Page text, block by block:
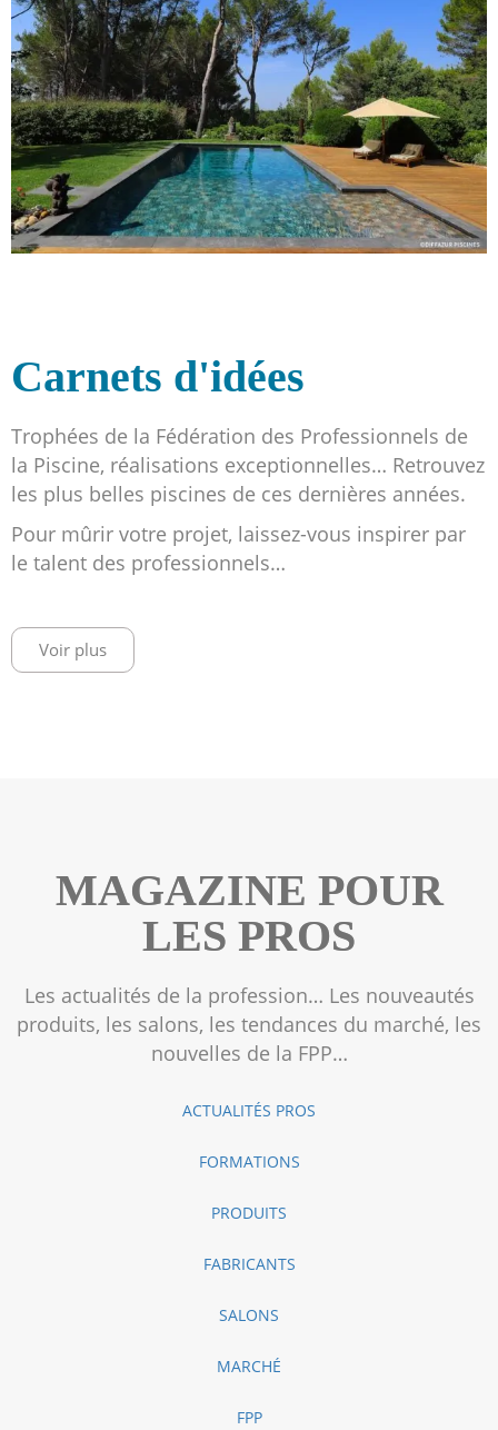
Carnets d'idées
Trophées de la Fédération des Professionnels de
la Piscine, réalisations exceptionnelles… Retrouvez
les plus belles piscines de ces dernières années.
Pour mûrir votre projet, laissez-vous inspirer par
le talent des professionnels…
Voir plus
MAGAZINE POUR
LES PROS
Les actualités de la profession… Les nouveautés
produits, les salons, les tendances du marché, les
nouvelles de la FPP…
ACTUALITÉS PROS
FORMATIONS
PRODUITS
FABRICANTS
SALONS
MARCHÉ
FPP